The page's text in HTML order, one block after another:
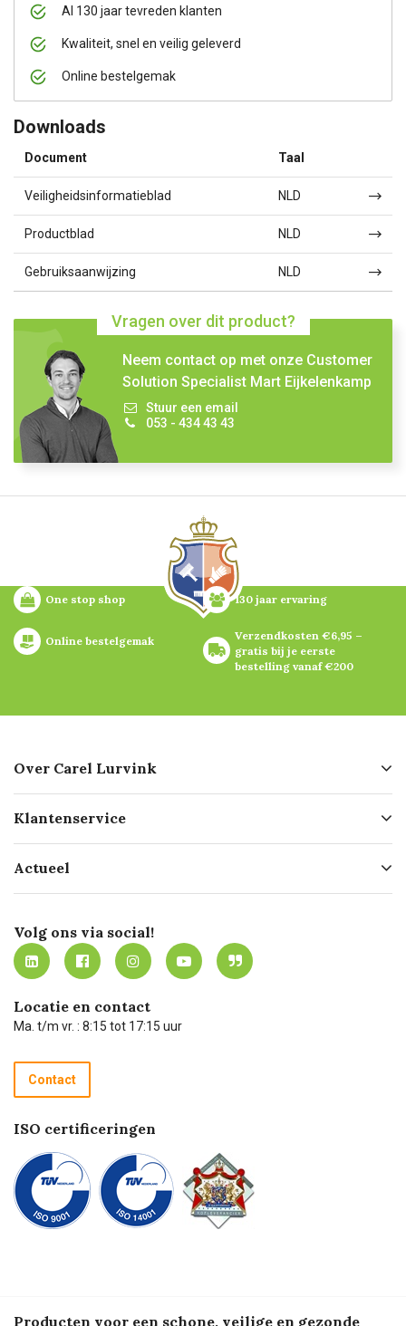
Al 130 jaar tevreden klanten
Kwaliteit, snel en veilig geleverd
Online bestelgemak
Downloads
Document Taal
Veiligheidsinformatieblad NLD
Productblad NLD
Gebruiksaanwijzing NLD
Vragen over dit product?
Neem contact op met onze Customer
Solution Specialist Mart Eijkelenkamp
Stuur een email
053 - 434 43 43
One stop shop 130 jaar ervaring
Online bestelgemak
Verzendkosten €6,95 –
gratis bij je eerste
bestelling vanaf €200
Over Carel Lurvink
Geschiedenis
Missie
Werken bij Carel Lurvink
MVO
Klantenservice
Bezorgen
Mijn Carel Lurvink
Mijn Carel Lurvink instructievideo's
Carel Lurvink App
Hulp op afstand
Technische dienst
Recycle programma
Betalen
Actueel
Innovation LAB
Tevreden klanten
Carel Lurvink Blog
Carel de podcast
Volg ons via social!
Locatie en contact
Ma. t/m vr. : 8:15 tot 17:15 uur
Contact
ISO certificeringen
Producten voor een schone, veilige en gezonde